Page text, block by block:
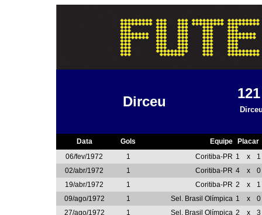
Dirceu
Data Gols Equipe
Placar
06/fev/1972
1 Coritiba-PR 1 x
1
02/abr/1972
1 Coritiba-PR 4 x
0
19/abr/1972
1 Coritiba-PR 2 x
1
09/ago/1972
1 Sel. Brasil Olímpica 1 x
0
27/ago/1972
1 Sel. Brasil Olímpica 2 x
3